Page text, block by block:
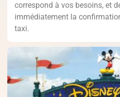
correspond à vos besoins, et
immédiatement la
taxi.